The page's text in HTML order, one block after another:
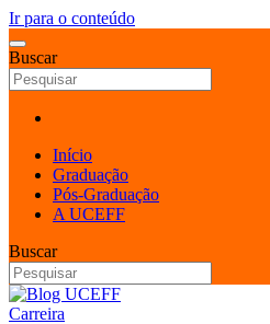
Ir para o conteúdo
Buscar
Início
Graduação
Pós-Graduação
A UCEFF
Buscar
Carreira